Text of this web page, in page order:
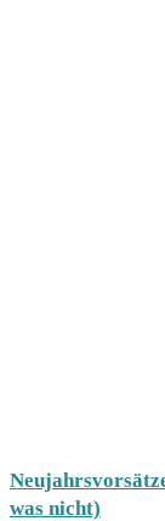
was nicht)